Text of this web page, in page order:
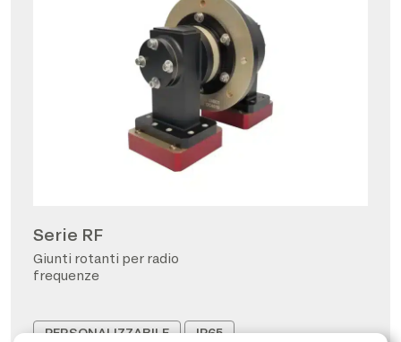
Serie RF
Giunti rotanti per radio
frequenze
PERSONALIZZABILE
IP65